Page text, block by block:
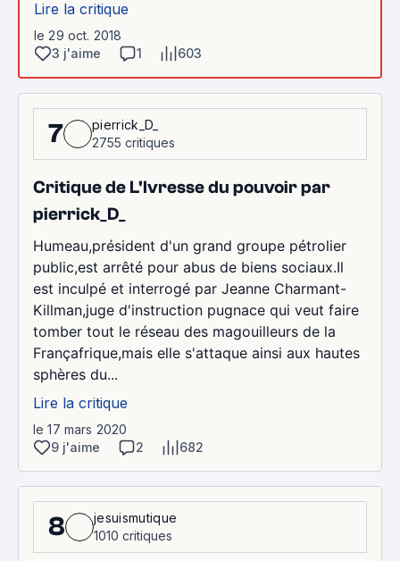
Lire la critique
le 29 oct. 2018
3 j'aime
1 603
7
pierrick_D_
2755 critiques
Critique de L'Ivresse du pouvoir par
pierrick_D_
Humeau,président d'un grand groupe pétrolier
public,est arrêté pour abus de biens sociaux.Il
est inculpé et interrogé par Jeanne Charmant-
Killman,juge d'instruction pugnace qui veut faire
tomber tout le réseau des magouilleurs de la
Françafrique,mais elle s'attaque ainsi aux hautes
sphères du...
Lire la critique
le 17 mars 2020
9 j'aime
2 682
8
jesuismutique
1010 critiques